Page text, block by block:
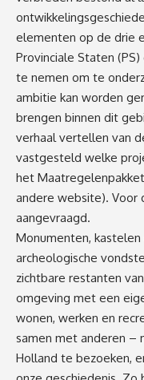
elementen op de drie
Provinciale Staten
te nemen om te
ambitie kan worden
brengen binnen dit
verhaal vertellen van
vastgesteld welke
het
andere website). Voor
aangevraagd.
Monumenten,
archeologische
zichtbare restanten
omgeving met een
wonen, werken en
samen met anderen –
Holland te bezoeken,